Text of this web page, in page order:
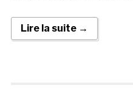
Lire la suite →